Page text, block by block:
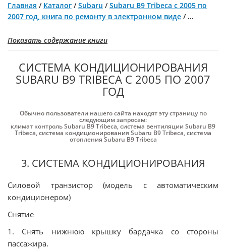
Главная / Каталог /Subaru /Subaru B9 Tribeca с 2005 по
2007 год, книга по ремонту в электронном виде / ...
Показать содержание книги
СИСТЕМА КОНДИЦИОНИРОВАНИЯ
SUBARU B9 TRIBECA С 2005 ПО 2007
ГОД
Обычно пользователи нашего сайта находят эту страницу по
следующим запросам:
климат контроль Subaru B9 Tribeca,система вентиляции Subaru B9
Tribeca,система кондиционирования Subaru B9 Tribeca,система
отопления Subaru B9 Tribeca
3. СИСТЕМА КОНДИЦИОНИРОВАНИЯ
Силовой транзистор (модель с автоматическим
кондиционером)
Снятие
1. Снять нижнюю крышку бардачка со стороны
пассажира.